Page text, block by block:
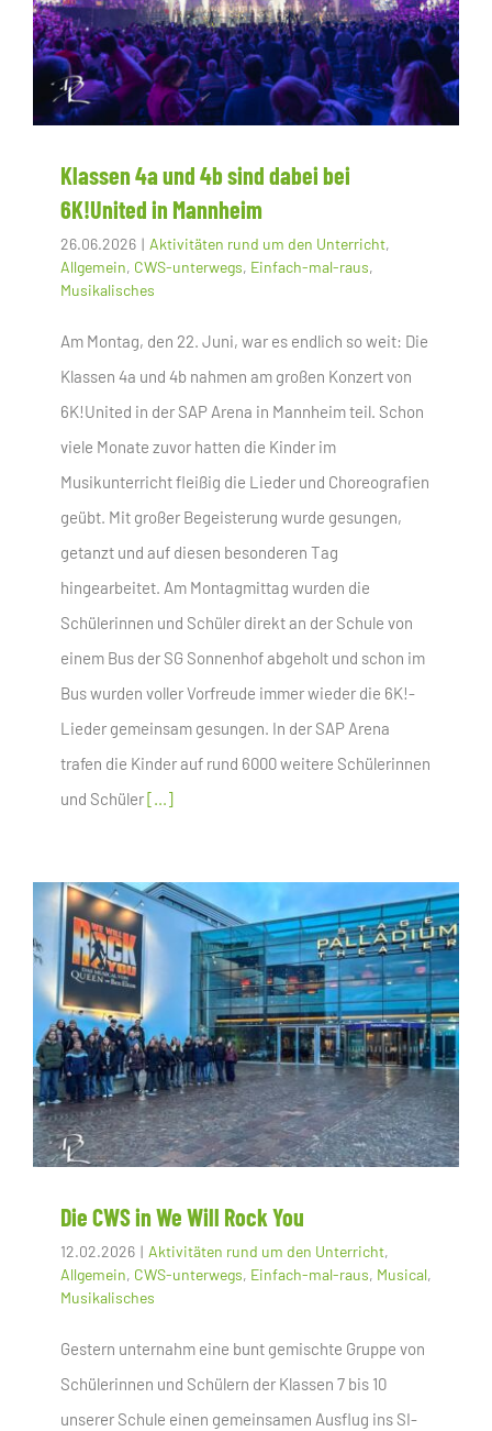
Klassen 4a und 4b sind dabei bei
6K!United in Mannheim
26.06.2026 | Aktivitäten rund um den Unterricht,
Allgemein, CWS-unterwegs, Einfach-mal-raus,
Musikalisches
Am Montag, den 22. Juni, war es endlich so weit: Die
Klassen 4a und 4b nahmen am großen Konzert von
6K!United in der SAP Arena in Mannheim teil. Schon
viele Monate zuvor hatten die Kinder im
Musikunterricht fleißig die Lieder und Choreografien
geübt. Mit großer Begeisterung wurde gesungen,
getanzt und auf diesen besonderen Tag
hingearbeitet. Am Montagmittag wurden die
Schülerinnen und Schüler direkt an der Schule von
einem Bus der SG Sonnenhof abgeholt und schon im
Bus wurden voller Vorfreude immer wieder die 6K!-
Lieder gemeinsam gesungen. In der SAP Arena
trafen die Kinder auf rund 6000 weitere Schülerinnen
und Schüler [...]
Die CWS in We Will Rock You
12.02.2026 | Aktivitäten rund um den Unterricht,
Allgemein, CWS-unterwegs, Einfach-mal-raus, Musical,
Musikalisches
Gestern unternahm eine bunt gemischte Gruppe von
Schülerinnen und Schülern der Klassen 7 bis 10
unserer Schule einen gemeinsamen Ausflug ins SI-